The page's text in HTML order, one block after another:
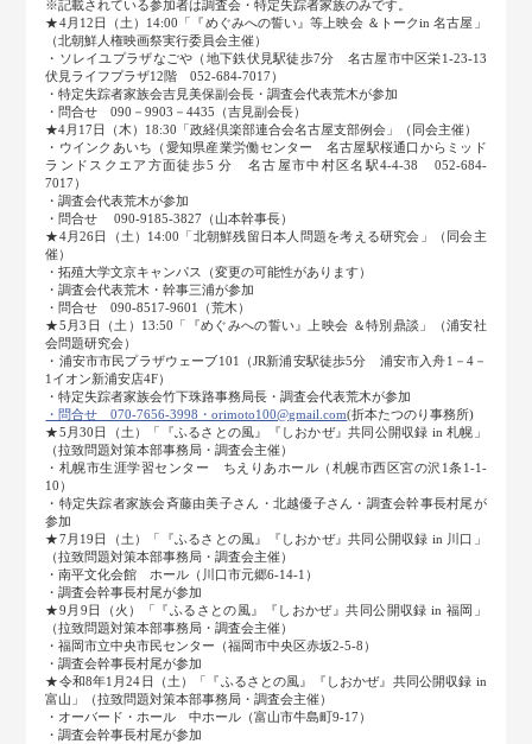
※記載されている参加者は調査会・特定失踪者家族のみです。
★4月12日（土）14:00「『めぐみへの誓い』等上映会 ＆トークin 名古屋」
（北朝鮮人権映画祭実行委員会主催）
・ソレイユプラザなごや（地下鉄伏見駅徒歩7分 名古屋市中区栄1-23-13
伏見ライフプラザ12階 052-684-7017）
・特定失踪者家族会吉見美保副会長・調査会代表荒木が参加
・問合せ 090－9903－4435（吉見副会長）
★4月17日（木）18:30「政経倶楽部連合会名古屋支部例会」（同会主催）
・ウインクあいち（愛知県産業労働センター 名古屋駅桜通口からミッド
ランドスクエア方面徒歩5 分 名古屋市中村区名駅4-4-38 052-684-
7017）
・調査会代表荒木が参加
・問合せ 090-9185-3827（山本幹事長）
★4月26日（土）14:00「北朝鮮残留日本人問題を考える研究会」（同会主
催）
・拓殖大学文京キャンパス（変更の可能性があります）
・調査会代表荒木・幹事三浦が参加
・問合せ 090-8517-9601（荒木）
★5月3日（土）13:50「『めぐみへの誓い』上映会 ＆特別鼎談」（浦安社
会問題研究会）
・浦安市市民プラザウェーブ101（JR新浦安駅徒歩5分 浦安市入舟1－4－
1イオン新浦安店4F）
・特定失踪者家族会竹下珠路事務局長・調査会代表荒木が参加
・問合せ 070-7656-3998・orimoto100@gmail.com(折本たつのり事務所)
★5月30日（土）「『ふるさとの風』『しおかぜ』共同公開収録 in 札幌」
（拉致問題対策本部事務局・調査会主催）
・札幌市生涯学習センター ちえりあホール（札幌市西区宮の沢1条1-1-
10）
・特定失踪者家族会斉藤由美子さん・北越優子さん・調査会幹事長村尾が
参加
★7月19日（土）「『ふるさとの風』『しおかぜ』共同公開収録 in 川口」
（拉致問題対策本部事務局・調査会主催）
・南平文化会館 ホール（川口市元郷6-14-1）
・調査会幹事長村尾が参加
★9月9日（火）「『ふるさとの風』『しおかぜ』共同公開収録 in 福岡」
（拉致問題対策本部事務局・調査会主催）
・福岡市立中央市民センター（福岡市中央区赤坂2-5-8）
・調査会幹事長村尾が参加
★令和8年1月24日（土）「『ふるさとの風』『しおかぜ』共同公開収録 in
富山」（拉致問題対策本部事務局・調査会主催）
・オーバード・ホール 中ホール（富山市牛島町9-17）
・調査会幹事長村尾が参加